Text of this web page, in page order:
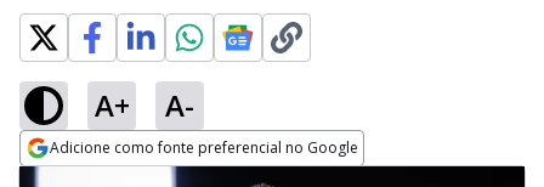
A+ A-
Adicione como fonte preferencial no Google